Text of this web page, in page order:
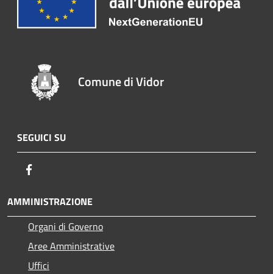
Comune di Vidor
SEGUICI SU
AMMINISTRAZIONE
Organi di Governo
Aree Amministrative
Uffici